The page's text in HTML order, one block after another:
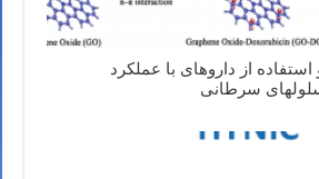
از داروهای با عملکرد
سرطانی